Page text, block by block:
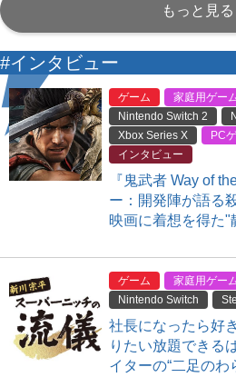
もっと見る
#インタビュー
ゲーム 家庭用ゲー
Nintendo Switch 2
Xbox Series X
PC
インタビュー
『鬼武者 Way of
ー：開発陣が語る
映画に着想を得た"
ゲーム 家庭用ゲー
Nintendo Switch
社長になったら好
りたい放題できる
イターの“二足のわ